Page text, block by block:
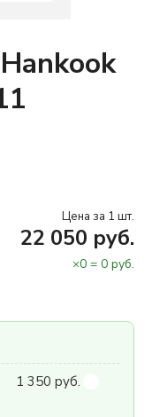
Цена за 1 шт.
22 050 руб.
×0 = 0 руб.
1 350 руб.